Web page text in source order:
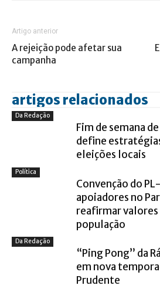
Artigo anterior
A rejeição pode afetar sua
campanha
artigos relacionados
Da Redação
Fim de semana
define
eleições locais
Política
Convenção do
apoiadores no
reafirmar valores
população
Da Redação
“Ping Pong” da
em nova
Prudente